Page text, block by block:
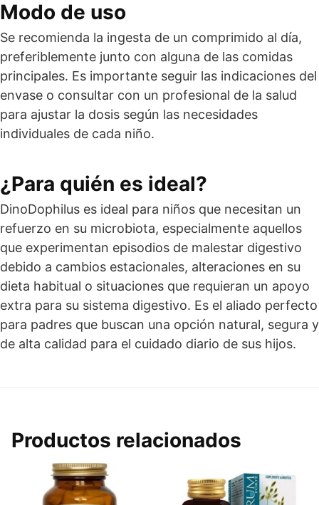
Modo de uso
Se recomienda la ingesta de un comprimido al día,
preferiblemente junto con alguna de las comidas
principales. Es importante seguir las indicaciones del
envase o consultar con un profesional de la salud
para ajustar la dosis según las necesidades
individuales de cada niño.
¿Para quién es ideal?
DinoDophilus es ideal para niños que necesitan un
refuerzo en su microbiota, especialmente aquellos
que experimentan episodios de malestar digestivo
debido a cambios estacionales, alteraciones en su
dieta habitual o situaciones que requieran un apoyo
extra para su sistema digestivo. Es el aliado perfecto
para padres que buscan una opción natural, segura y
de alta calidad para el cuidado diario de sus hijos.
Productos relacionados